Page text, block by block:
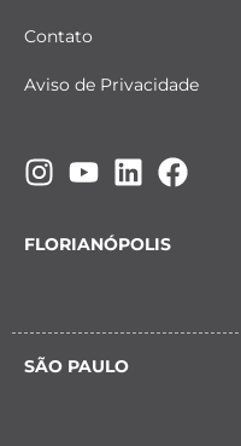
Contato
Aviso de Privacidade
FLORIANÓPOLIS
SÃO PAULO